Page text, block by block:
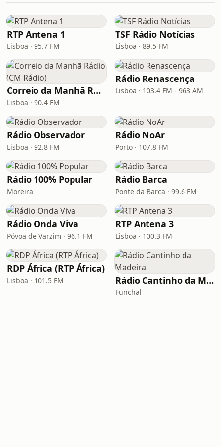
RTP Antena 1
Lisboa · 95.7 FM
TSF Rádio Notícias
Lisboa · 89.5 FM
Correio da Manhã Rádio (CM Rádio)
Lisboa · 90.4 FM
Rádio Renascença
Lisboa · 103.4 FM - 963 AM
Rádio Observador
Lisboa · 92.8 FM
Rádio NoAr
Porto · 107.8 FM
Rádio 100% Popular
Moreira
Rádio Barca
Ponte da Barca · 99.6 FM
Rádio Onda Viva
Póvoa de Varzim · 96.1 FM
RTP Antena 3
Lisboa · 100.3 FM
RDP África (RTP África)
Lisboa · 101.5 FM Rádio Cantinho da Madeira
Funchal